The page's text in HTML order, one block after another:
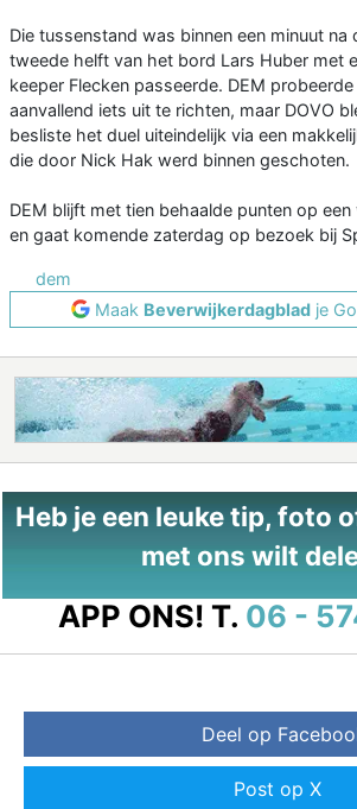
Die tussenstand was binnen een minuut
tweede helft van het bord Lars Huber met
keeper Flecken passeerde. DEM
aanvallend iets uit te richten, maar DOVO
besliste het duel uiteindelijk via een
die door Nick Hak werd binnen geschoten.
DEM blijft met tien behaalde punten op
en gaat komende zaterdag op bezoek bij
dem
Maak Beverwijkerdagblad je
Heb je een leuke tip, foto
met ons wilt
APP ONS! T. 06 -
Deel op
Post op X